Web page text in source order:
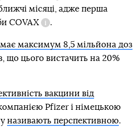
місяці, адже перша
COVAX
Довідка
.
максимум 8,5 мільйона доз
що цього вистачить на 20%
вакцини від
Pfizer і німецькою
називають перспективною.